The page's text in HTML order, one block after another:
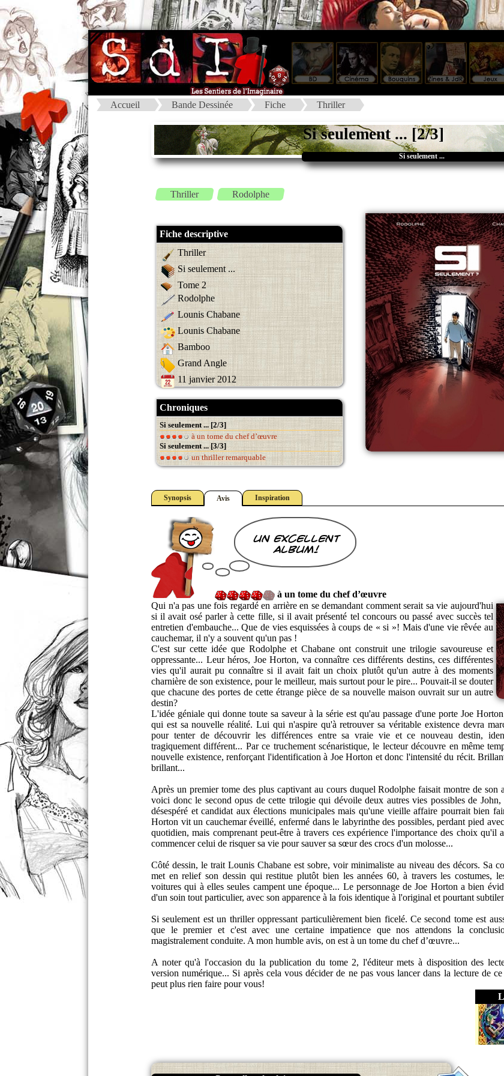
Accueil Bande Dessinée Fiche Thriller
Si seulement ... [2/3]
Si seulement ...
Thriller Rodolphe
Fiche descriptive
Thriller
Si seulement ...
Tome 2
Rodolphe
Lounis Chabane
Lounis Chabane
Bamboo
Grand Angle
11 janvier 2012
Chroniques
Si seulement ... [2/3]
à un tome du chef d’œuvre
Si seulement ... [3/3]
un thriller remarquable
Synopsis Avis Inspiration
un excellent
album!
à un tome du chef d’œuvre
Qui n'a pas une fois regardé en arrière en se demandant comment serait sa vie aujourd'hui
si il avait osé parler à cette fille, si il avait présenté tel concours ou passé avec succès tel
entretien d'embauche... Que de vies esquissées à coups de « si »! Mais d'une vie rêvée au
cauchemar, il n'y a souvent qu'un pas !
C'est sur cette idée que Rodolphe et Chabane ont construit une trilogie savoureuse et
oppressante... Leur héros, Joe Horton, va connaître ces différents destins, ces différentes
vies qu'il aurait pu connaître si il avait fait un choix plutôt qu'un autre à des moments
charnière de son existence, pour le meilleur, mais surtout pour le pire... Pouvait-il se douter
que chacune des portes de cette étrange pièce de sa nouvelle maison ouvrait sur un autre
destin?
L'idée géniale qui donne toute sa saveur à la série est qu'au passage d'une porte Joe
qui est sa nouvelle réalité. Lui qui n'aspire qu'à retrouver sa véritable existence devra
pour tenter de découvrir les différences entre sa vraie vie et ce nouveau destin,
tragiquement différent... Par ce truchement scénaristique, le lecteur découvre en même
nouvelle existence, renforçant l'identification à Joe Horton et donc l'intensité du récit.
brillant...
Après un premier tome des plus captivant au cours duquel Rodolphe faisait montre de son
voici donc le second opus de cette trilogie qui dévoile deux autres vies possibles de
désespéré et candidat aux élections municipales mais qu'une vieille affaire pourrait bien
Horton vit un cauchemar éveillé, enfermé dans le labyrinthe des possibles, perdant pied
quotidien, mais comprenant peut-être à travers ces expérience l'importance des choix qu'il
commencer celui de risquer sa vie pour sauver sa sœur des crocs d'un molosse...
Côté dessin, le trait Lounis Chabane est sobre, voir minimaliste au niveau des décors. Sa
met en relief son dessin qui restitue plutôt bien les années 60, à travers les costumes,
voitures qui à elles seules campent une époque... Le personnage de Joe Horton a bien
d'un soin tout particulier, avec son apparence à la fois identique à l'original et pourtant
Si seulement est un thriller oppressant particulièrement bien ficelé. Ce second tome est
que le premier et c'est avec une certaine impatience que nos attendons la
magistralement conduite. A mon humble avis, on est à un tome du chef d’œuvre...
A noter qu'à l'occasion du la publication du tome 2, l'éditeur mets à disposition des
version numérique... Si après cela vous décider de ne pas vous lancer dans la lecture de
peut plus rien faire pour vous!